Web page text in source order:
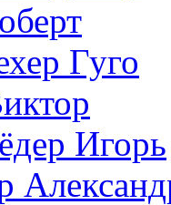
Гуго
Игорь